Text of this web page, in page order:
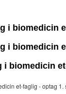
i biomedicin
i biomedicin
i biomedicin
et-faglig - optag